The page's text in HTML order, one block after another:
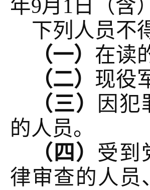
年9月1日（含
下列人员不
（一） 在读
（二） 现役
（三）
因犯
的人员。
（四） 受到
律审查的人员